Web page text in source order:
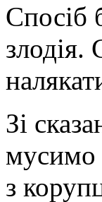
Спосіб
злодія.
Зі
мусимо
з